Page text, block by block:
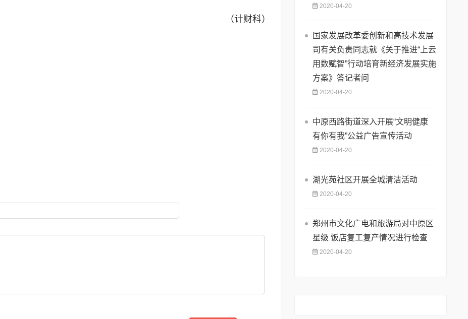
（计财科）
2020-04-20
国家发展改革委创新和高技术发展
司有关负责同志就《关于推进“上云
用数赋智”行动培育新经济发展实施
方案》答记者问
2020-04-20
中原西路街道深入开展“文明健康
有你有我”公益广告宣传活动
2020-04-20
湖光苑社区开展全城清洁活动
2020-04-20
郑州市文化广电和旅游局对中原区
星级 饭店复工复产情况进行检查
2020-04-20